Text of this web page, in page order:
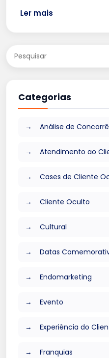
Ler mais
Categorias
Análise de
Atendimento ao
Cases de Cliente
Cliente Oculto
Cultural
Datas
Endomarketing
Evento
Experiência do
Franquias